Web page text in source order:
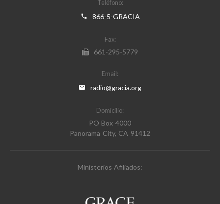
Teléfono:
866-5-GRACIA
Fax:
661-295-5779
Email:
radio@gracia.org
Domicilio:
PO Box 4000
Panorama City, CA 91412
Ministerios Afiliados: